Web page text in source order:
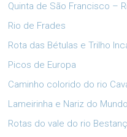
Quinta de São Francisco –
Rio de Frades
Rota das Bétulas e Trilho
Picos de Europa
Caminho colorido do rio
Lameirinha e Nariz do Mundo
Rotas do vale do rio